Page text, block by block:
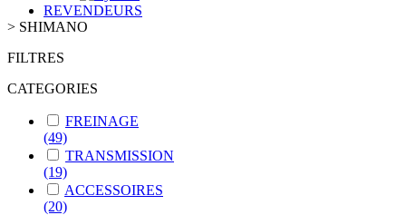
REVENDEURS
> SHIMANO
FILTRES
CATEGORIES
FREINAGE
(49)
TRANSMISSION
(19)
ACCESSOIRES
(20)